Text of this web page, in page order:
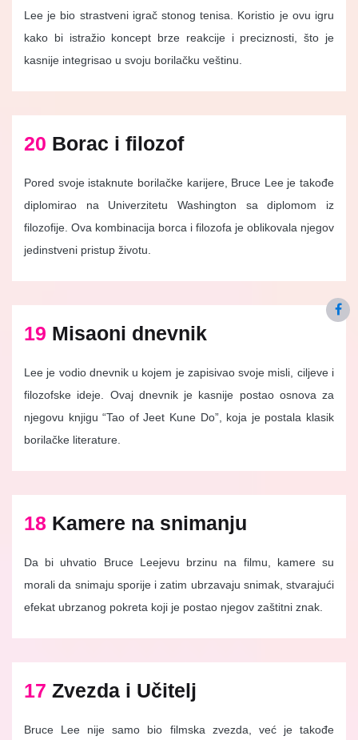
Lee je bio strastveni igrač stonog tenisa. Koristio je ovu igru
kako bi istražio koncept brze reakcije i preciznosti, što je
kasnije integrisao u svoju borilačku veštinu.
20 Borac i filozof
Pored svoje istaknute borilačke karijere, Bruce Lee je takođe
diplomirao na Univerzitetu Washington sa diplomom iz
filozofije. Ova kombinacija borca i filozofa je oblikovala njegov
jedinstveni pristup životu.
19 Misaoni dnevnik
Lee je vodio dnevnik u kojem je zapisivao svoje misli, ciljeve i
filozofske ideje. Ovaj dnevnik je kasnije postao osnova za
njegovu knjigu “Tao of Jeet Kune Do”, koja je postala klasik
borilačke literature.
18 Kamere na snimanju
Da bi uhvatio Bruce Leejevu brzinu na filmu, kamere su
morali da snimaju sporije i zatim ubrzavaju snimak, stvarajući
efekat ubrzanog pokreta koji je postao njegov zaštitni znak.
17 Zvezda i Učitelj
Bruce Lee nije samo bio filmska zvezda, već je takođe